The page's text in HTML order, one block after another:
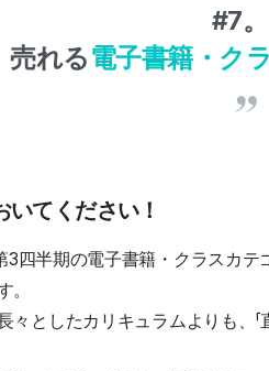
#7。
売れる電子書籍・ク
てください！
3四半期の電子書籍・クラスカ
。
としたカリキュラムよりも、「